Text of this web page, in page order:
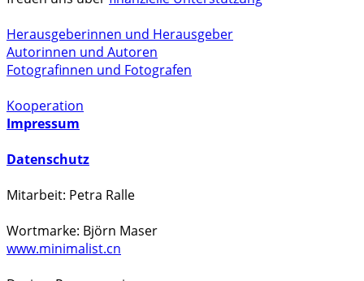
Herausgeberinnen und Herausgeber
Autorinnen und Autoren
Fotografinnen und Fotografen
Kooperation
Impressum
Datenschutz
Mitarbeit: Petra Ralle
Wortmarke: Björn Maser
www.minimalist.cn